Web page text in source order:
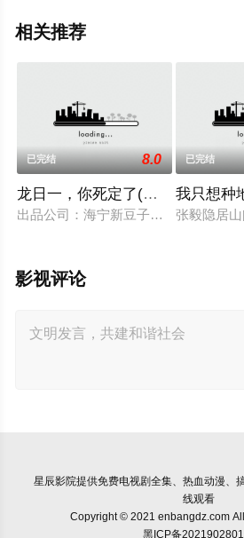
相关推荐
已完结 8.0
龙日一，你死定了(短剧)
出品公司：海宁新豆子影视传媒有限
已完结
我只想种
张毅隐居
影视评论
星辰影院提供免费电视剧全集、热血动漫、
线观看
Copyright © 2021 enbangdz.com
黑ICP备